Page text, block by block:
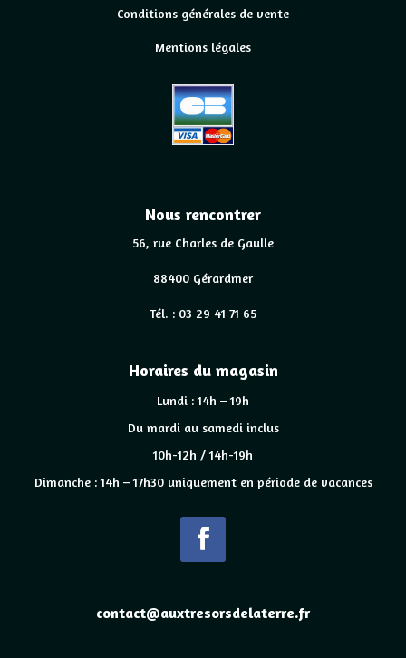
Conditions générales de vente
Mentions légales
Nous rencontrer
56, rue Charles de Gaulle
88400 Gérardmer
Tél. : 03 29 41 71 65
Horaires du magasin
Lundi : 14h – 19h
Du mardi au samedi inclus
10h-12h / 14h-19h
Dimanche : 14h – 17h30 uniquement en période de vacances
contact@auxtresorsdelaterre.fr